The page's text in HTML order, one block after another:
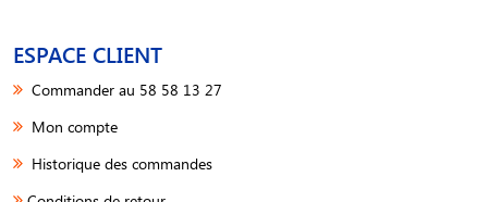
ESPACE CLIENT
Commander au 58 58 13 27
Mon compte
Historique des commandes